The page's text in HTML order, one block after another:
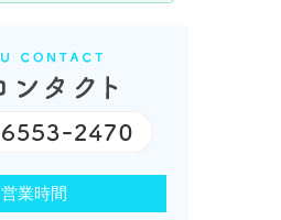
営業時間